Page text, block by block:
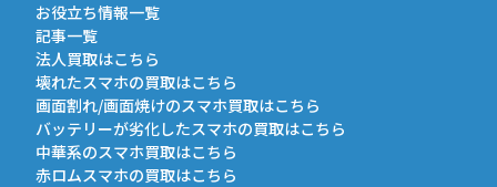
お役立ち情報一覧
記事一覧
法人買取はこちら
壊れたスマホの買取はこちら
画面割れ/画面焼けのスマホ買取はこちら
バッテリーが劣化したスマホの買取はこちら
中華系のスマホ買取はこちら
赤ロムスマホの買取はこちら